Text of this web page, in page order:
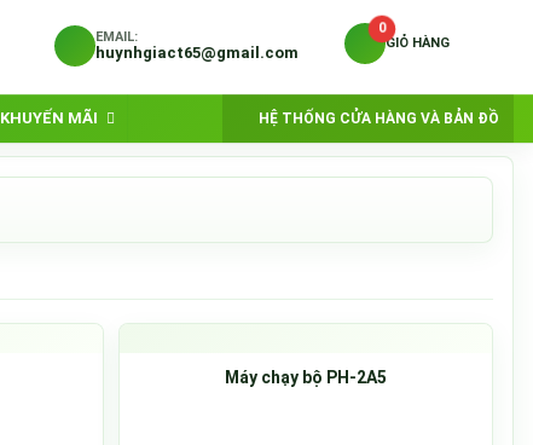
EMAIL:
huynhgiact65@gmail.com
0
GIỎ HÀNG
KHUYẾN MÃI HỆ THỐNG CỬA HÀNG VÀ BẢN ĐỒ
Máy chạy bộ PH-2A5